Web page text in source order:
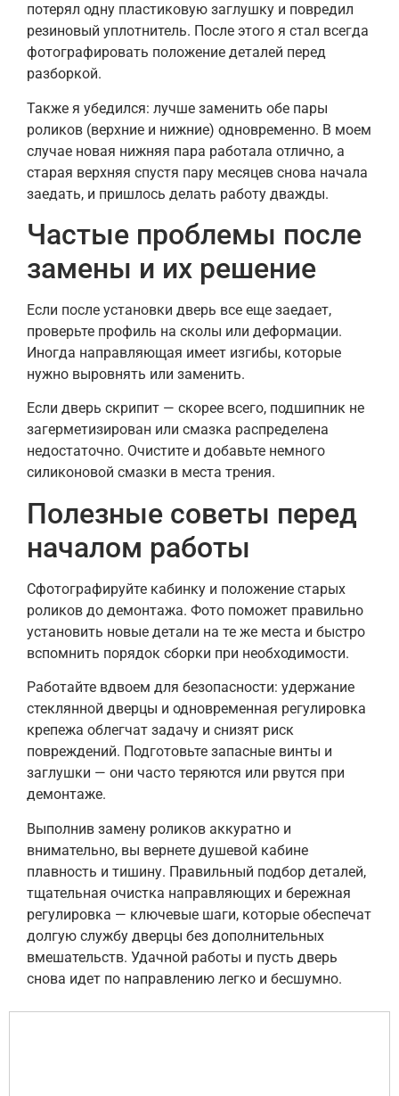
потерял одну пластиковую заглушку и повредил
резиновый уплотнитель. После этого я стал всегда
фотографировать положение деталей перед
разборкой.
Также я убедился: лучше заменить обе пары
роликов (верхние и нижние) одновременно. В моем
случае новая нижняя пара работала отлично, а
старая верхняя спустя пару месяцев снова начала
заедать, и пришлось делать работу дважды.
Частые проблемы после
замены и их решение
Если после установки дверь все еще заедает,
проверьте профиль на сколы или деформации.
Иногда направляющая имеет изгибы, которые
нужно выровнять или заменить.
Если дверь скрипит — скорее всего, подшипник не
загерметизирован или смазка распределена
недостаточно. Очистите и добавьте немного
силиконовой смазки в места трения.
Полезные советы перед
началом работы
Сфотографируйте кабинку и положение старых
роликов до демонтажа. Фото поможет правильно
установить новые детали на те же места и быстро
вспомнить порядок сборки при необходимости.
Работайте вдвоем для безопасности: удержание
стеклянной дверцы и одновременная регулировка
крепежа облегчат задачу и снизят риск
повреждений. Подготовьте запасные винты и
заглушки — они часто теряются или рвутся при
демонтаже.
Выполнив замену роликов аккуратно и
внимательно, вы вернете душевой кабине
плавность и тишину. Правильный подбор деталей,
тщательная очистка направляющих и бережная
регулировка — ключевые шаги, которые обеспечат
долгую службу дверцы без дополнительных
вмешательств. Удачной работы и пусть дверь
снова идет по направлению легко и бесшумно.